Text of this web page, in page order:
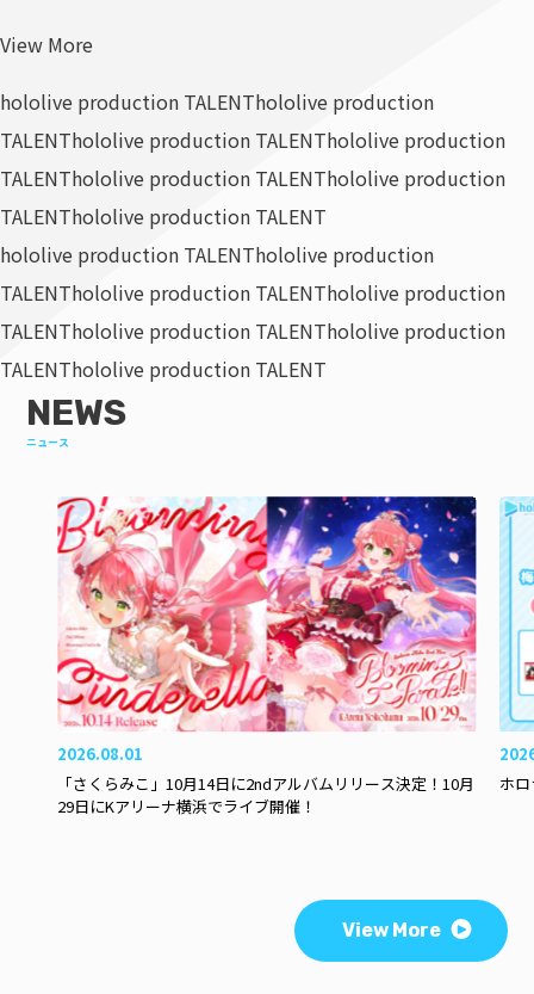
View More
hololive production TALENThololive production
TALENThololive production TALENThololive production
TALENThololive production TALENThololive production
TALENThololive production TALENT
hololive production TALENThololive production
TALENThololive production TALENThololive production
TALENThololive production TALENThololive production
TALENThololive production TALENT
NEWS
ニュース
2026.08.01
「さくらみこ」10月14日に2ndアルバムリリース決定！10月
29日にKアリーナ横浜でライブ開催！
ホ
View More